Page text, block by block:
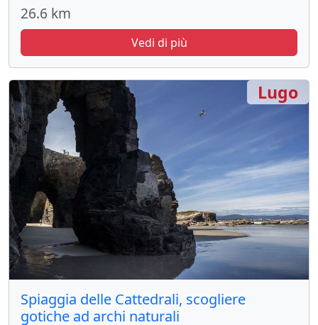
26.6 km
Vedi di più
Spiaggia delle Cattedrali, scogliere
gotiche ad archi naturali
Lugo